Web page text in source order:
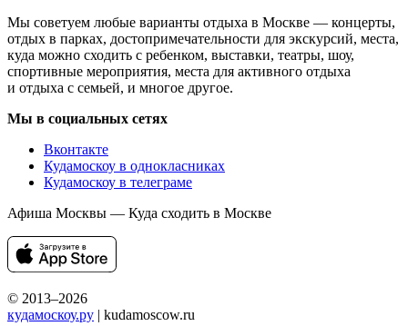
Мы советуем любые варианты отдыха в Москве — концерты,
отдых в парках, достопримечательности для экскурсий, места,
куда можно сходить с ребенком, выставки, театры, шоу,
спортивные мероприятия, места для активного отдыха
и отдыха с семьей, и многое другое.
Мы в социальных сетях
Вконтакте
Кудамоскоу в однокласниках
Кудамоскоу в телеграме
Афиша Москвы — Куда сходить в Москве
© 2013–2026
кудамоскоу.ру | kudamoscow.ru